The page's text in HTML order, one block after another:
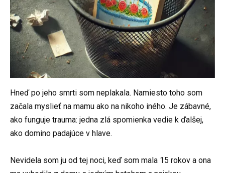
Hneď po jeho smrti som neplakala. Namiesto toho som
začala myslieť na mamu ako na nikoho iného. Je zábavné,
ako funguje trauma: jedna zlá spomienka vedie k ďalšej,
ako domino padajúce v hlave.
Nevidela som ju od tej noci, keď som mala 15 rokov a ona